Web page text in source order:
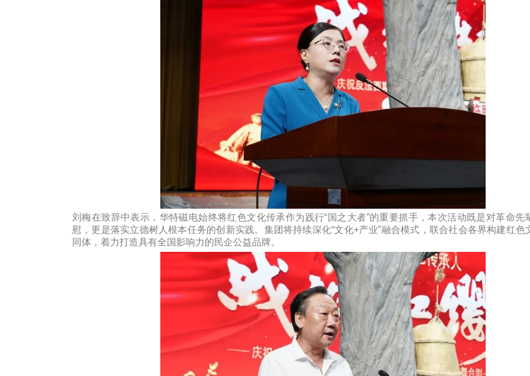
刘梅在致辞中表示，华特磁电始终将红色文化传承作为践行“国之大者”的重要抓手，本次活动既是对革命先
慰，更是落实立德树人根本任务的创新实践。集团将持续深化“文化+产业”融合模式，联合社会各界构建红色
同体，着力打造具有全国影响力的民企公益品牌。